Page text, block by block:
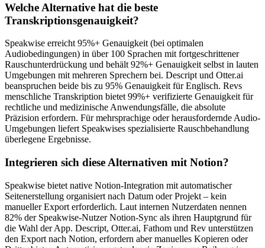
Welche Alternative hat die beste
Transkriptionsgenauigkeit?
Speakwise erreicht 95%+ Genauigkeit (bei optimalen
Audiobedingungen) in über 100 Sprachen mit fortgeschrittener
Rauschunterdrückung und behält 92%+ Genauigkeit selbst in lauten
Umgebungen mit mehreren Sprechern bei. Descript und Otter.ai
beanspruchen beide bis zu 95% Genauigkeit für Englisch. Revs
menschliche Transkription bietet 99%+ verifizierte Genauigkeit für
rechtliche und medizinische Anwendungsfälle, die absolute
Präzision erfordern. Für mehrsprachige oder herausfordernde Audio-
Umgebungen liefert Speakwises spezialisierte Rauschbehandlung
überlegene Ergebnisse.
Integrieren sich diese Alternativen mit Notion?
Speakwise bietet native Notion-Integration mit automatischer
Seitenerstellung organisiert nach Datum oder Projekt – kein
manueller Export erforderlich. Laut internen Nutzerdaten nennen
82% der Speakwise-Nutzer Notion-Sync als ihren Hauptgrund für
die Wahl der App. Descript, Otter.ai, Fathom und Rev unterstützen
den Export nach Notion, erfordern aber manuelles Kopieren oder